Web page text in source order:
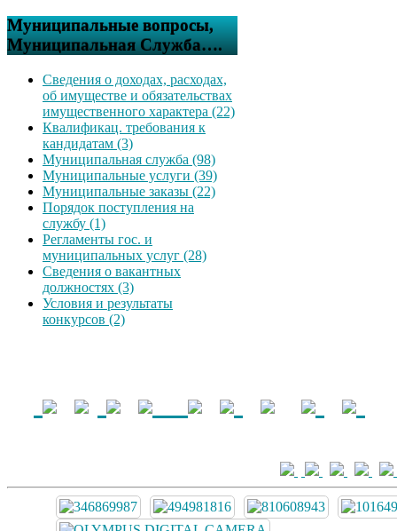
Муниципальные вопросы,
Муниципальная Служба….
Сведения о доходах, расходах,
об имуществе и обязательствах
имущественного характера (22)
Квалификац. требования к
кандидатам (3)
Муниципальная служба (98)
Муниципальные услуги (39)
Муниципальные заказы (22)
Порядок поступления на
службу (1)
Регламенты гос. и
муниципальных услуг (28)
Сведения о вакантных
должностях (3)
Условия и результаты
конкурсов (2)